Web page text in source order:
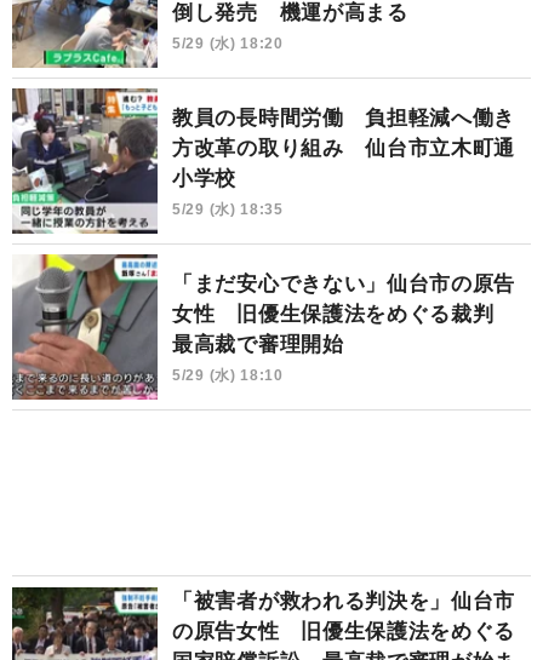
倒し発売 機運が高まる
5/29 (水) 18:20
教員の長時間労働 負担軽減へ働き
方改革の取り組み 仙台市立木町通
小学校
5/29 (水) 18:35
「まだ安心できない」仙台市の原告
女性 旧優生保護法をめぐる裁判
最高裁で審理開始
5/29 (水) 18:10
「被害者が救われる判決を」仙台市
の原告女性 旧優生保護法をめぐる